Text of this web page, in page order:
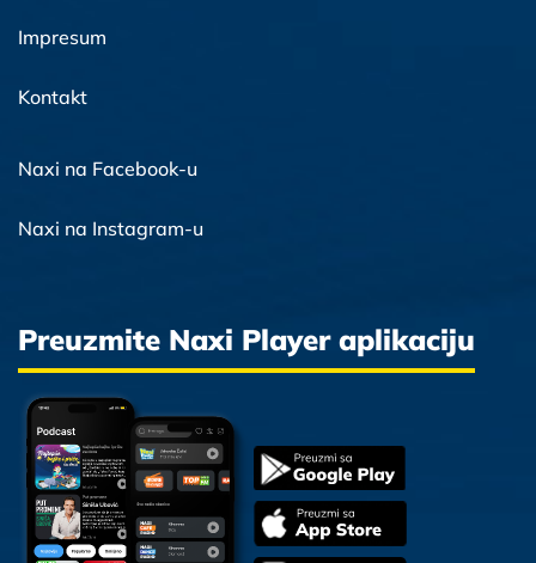
Impresum
Kontakt
Naxi na Facebook-u
Naxi na Instagram-u
Preuzmite Naxi Player aplikaciju